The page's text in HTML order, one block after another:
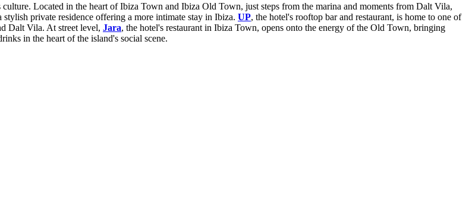
Located in the heart of Ibiza Town and Ibiza Old Town, just steps from the marina and moments from Dalt Vila,
private residence offering a more intimate stay in Ibiza. UP, the hotel's rooftop bar and restaurant, is home to one of
Dalt Vila. At street level, Jara, the hotel's restaurant in Ibiza Town, opens onto the energy of the Old Town, bringing
in the heart of the island's social scene.